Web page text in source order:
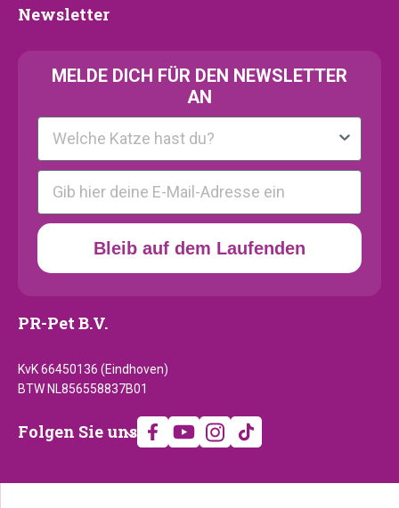
Newsletter
Newsletter
MELDE DICH FÜR DEN NEWSLETTER
AN
Kattenras
E-mail
Bleib auf dem Laufenden
PR-Pet B.V.
KvK 66450136 (Eindhoven)
BTW NL856558837B01
Folgen
uns
Folgen Sie uns